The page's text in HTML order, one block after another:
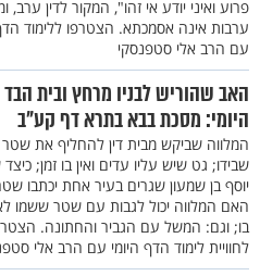
פרוע ואיני יודע אי זהו", המקור לדין ערב,
ערבות אינה אסמכתא. הצטרפו ללימוד
עם הרב אלי סטפנסקי
האב שהוריש לבניו מרחץ ובית
היומי: מסכת בבא בתרא דף קע"ב
המלווה שביקש מבית דין להחליף את
שבידו; גט שיש עליו עדים ואין בו זמן; כיצד
יוסף בן שמעון שגרים בעיר אחת יכתבו
האם המלווה יכול לגבות עם שטר ששמו
בו; וגם: המשל עם הגביר והחתונה.
לחוויית לימוד הדף היומי עם הרב אלי